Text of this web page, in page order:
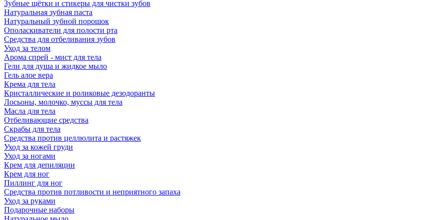
Зубные щётки и стикеры для чистки зубов
Натуральная зубная паста
Натуральный зубной порошок
Ополаскиватели для полости рта
Средства для отбеливания зубов
Уход за телом
Арома спрей - мист для тела
Гели для душа и жидкое мыло
Гель алое вера
Крема для тела
Кристаллические и роликовые дезодоранты
Лосьоны, молочко, муссы для тела
Масла для тела
Отбеливающие средства
Скрабы для тела
Средства против целлюлита и растяжек
Уход за кожей груди
Уход за ногами
Крем для депиляции
Крем для ног
Пиллинг для ног
Средства против потливости и неприятного запаха
Уход за руками
Подарочные наборы